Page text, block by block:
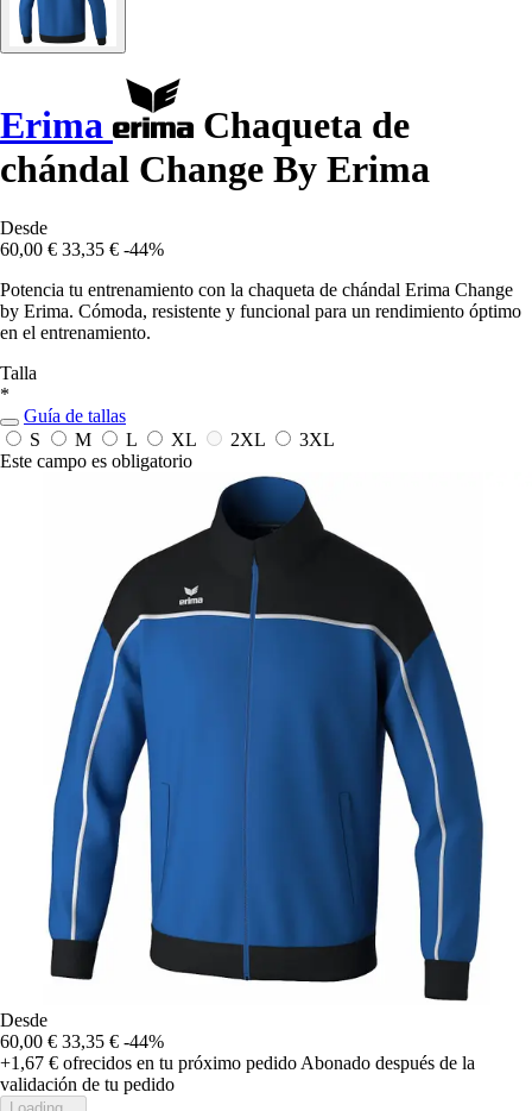
Erima
Chaqueta de
chándal Change By Erima
Desde
60,00 € 33,35 € -44%
Potencia tu entrenamiento con la chaqueta de chándal Erima Change
by Erima. Cómoda, resistente y funcional para un rendimiento óptimo
en el entrenamiento.
Talla
*
Guía de tallas
S
M L XL 2XL
3XL
Este campo es obligatorio
Desde
60,00 € 33,35 € -44%
+1,67 € ofrecidos en tu próximo pedido Abonado después de la
validación de tu pedido